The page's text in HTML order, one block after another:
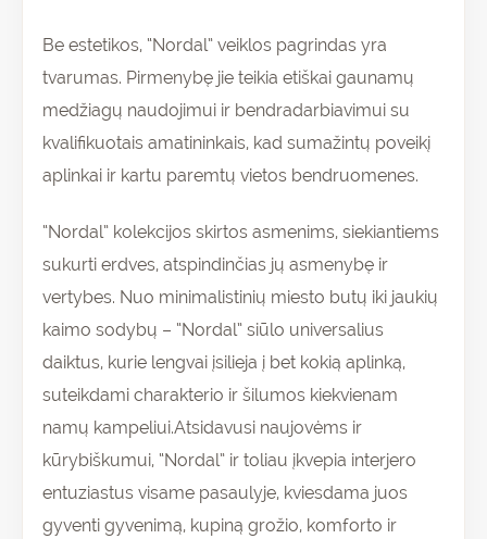
Be estetikos, “Nordal” veiklos pagrindas yra
tvarumas. Pirmenybę jie teikia etiškai gaunamų
medžiagų naudojimui ir bendradarbiavimui su
kvalifikuotais amatininkais, kad sumažintų poveikį
aplinkai ir kartu paremtų vietos bendruomenes.
“Nordal” kolekcijos skirtos asmenims, siekiantiems
sukurti erdves, atspindinčias jų asmenybę ir
vertybes. Nuo minimalistinių miesto butų iki jaukių
kaimo sodybų – “Nordal” siūlo universalius
daiktus, kurie lengvai įsilieja į bet kokią aplinką,
suteikdami charakterio ir šilumos kiekvienam
namų kampeliui.Atsidavusi naujovėms ir
kūrybiškumui, “Nordal” ir toliau įkvepia interjero
entuziastus visame pasaulyje, kviesdama juos
gyventi gyvenimą, kupiną grožio, komforto ir